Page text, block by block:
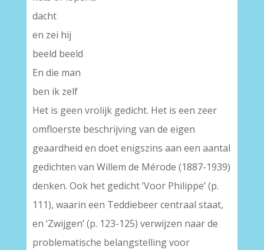
dacht
en zei hij
beeld beeld
En die man
ben ik zelf
Het is geen vrolijk gedicht. Het is een zeer
omfloerste beschrijving van de eigen
geaardheid en doet enigszins aan een aantal
gedichten van Willem de Mérode (1887-1939)
denken. Ook het gedicht ‘Voor Philippe’ (p.
111), waarin een Teddiebeer centraal staat,
en ‘Zwijgen’ (p. 123-125) verwijzen naar de
problematische belangstelling voor